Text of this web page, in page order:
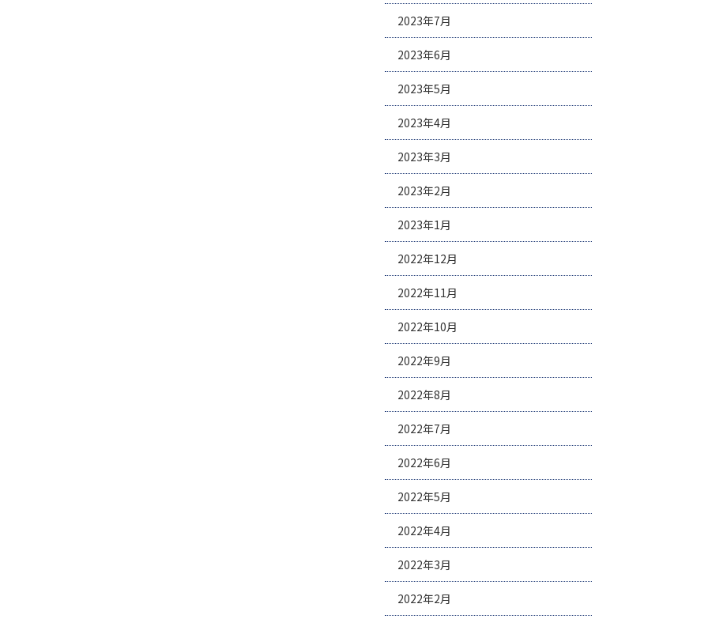
2023年7月
2023年6月
2023年5月
2023年4月
2023年3月
2023年2月
2023年1月
2022年12月
2022年11月
2022年10月
2022年9月
2022年8月
2022年7月
2022年6月
2022年5月
2022年4月
2022年3月
2022年2月